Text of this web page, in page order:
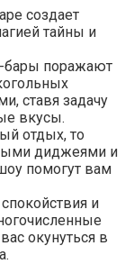
создает
тайны и
бары поражают
ставя задачу
вкусы.
отдых, то
диджеями и
помогут вам
и
окунуться в